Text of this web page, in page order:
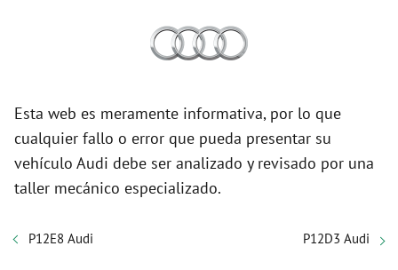
Esta web es meramente informativa, por lo que
cualquier fallo o error que pueda presentar su
vehículo Audi debe ser analizado y revisado por una
taller mecánico especializado.
P12E8 Audi P12D3 Audi